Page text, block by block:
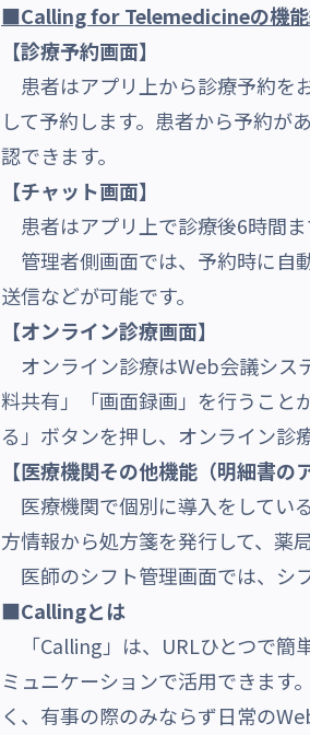
■Calling for Telemedicineの機
【診療予約画面】
患者はアプリ上から診療予約を
して予約します。患者から予約が
認できます。
【チャット画面】
患者はアプリ上で診療後6時間ま
管理者側画面では、予約時に自
送信などが可能です。
【オンライン診療画面】
オンライン診療はWeb会議シス
料共有」「画面録画」を行うこと
る」ボタンを押し、オンライン診
【医療機関その他機能（明細書の
医療機関で個別に導入をしてい
方情報から処方箋を発行して、薬
医師のシフト管理画面では、シ
■Callingとは
「Calling」は、URLひとつで簡
ミュニケーションで活用できます
く、有事の際のみならず日常の